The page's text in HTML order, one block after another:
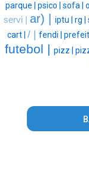
parque | psico | sofa |
servi | ar) | iptu | rg |
cart | / | fendi |
futebol | pizz |